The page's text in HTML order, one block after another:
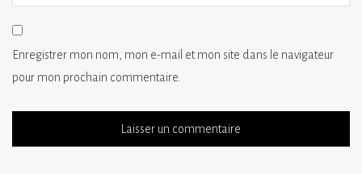
Enregistrer mon nom, mon e-mail et mon site dans le navigateur
pour mon prochain commentaire.